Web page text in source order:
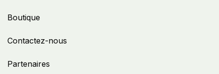
Boutique
Contactez-nous
Partenaires